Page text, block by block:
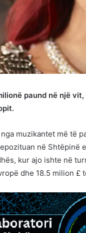
paund në një
muzikantet më të
në Shtëpinë
kur ajo ishte në
dhe 18.5 milion £